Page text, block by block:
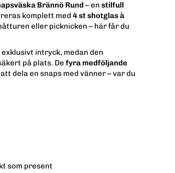
Brännö Rund – en stilfull
komplett med 4 st shotglas à
eller picknicken – här får du
intryck, medan den
på plats. De fyra medföljande
dela en snaps med vänner – var du
som present